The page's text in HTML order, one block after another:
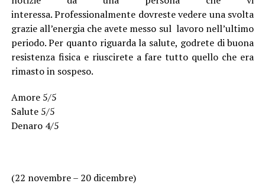
interessa. Professionalmente dovreste vedere una svolta
grazie all’energia che avete messo sul lavoro nell’ultimo
periodo. Per quanto riguarda la salute, godrete di buona
resistenza fisica e riuscirete a fare tutto quello che era
rimasto in sospeso.
Amore 5/5
Salute 5/5
Denaro 4/5
(22 novembre – 20 dicembre)